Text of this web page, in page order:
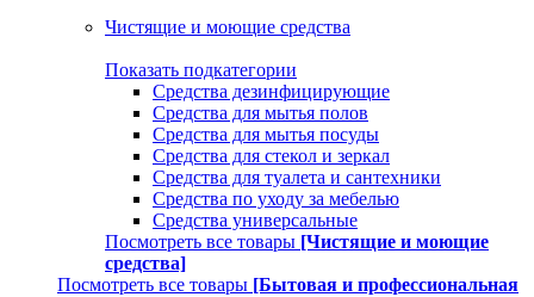
Чистящие и моющие средства
Показать подкатегории
Средства дезинфицирующие
Средства для мытья полов
Средства для мытья посуды
Средства для стекол и зеркал
Средства для туалета и сантехники
Средства по уходу за мебелью
Средства универсальные
Посмотреть все товары [Чистящие и моющие
средства]
Посмотреть все товары [Бытовая и профессиональная